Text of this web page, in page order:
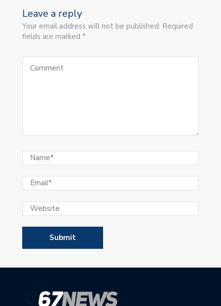
Leave a reply
Your email address will not be published. Required
fields are marked *